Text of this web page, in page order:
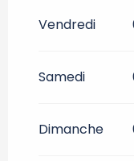
Vendredi
Samedi
Dimanche